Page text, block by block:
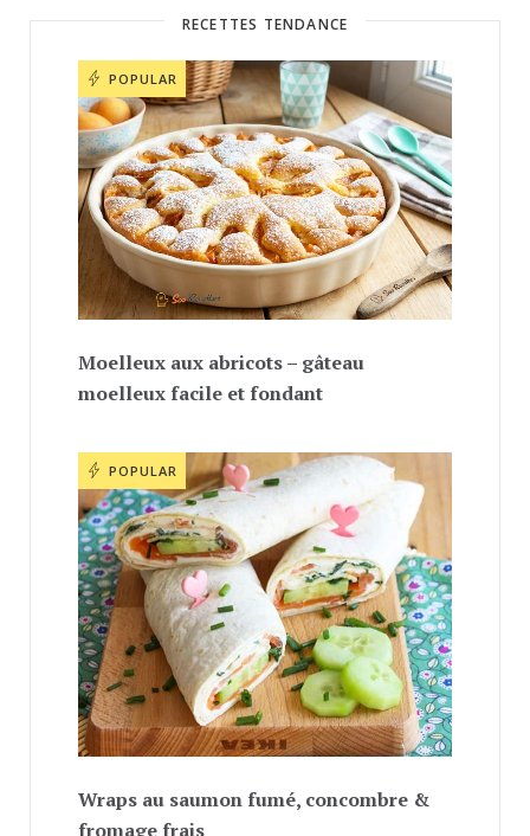
RECETTES TENDANCE
POPULAR
Moelleux aux abricots – gâteau
moelleux facile et fondant
POPULAR
Wraps au saumon fumé, concombre &
fromage frais